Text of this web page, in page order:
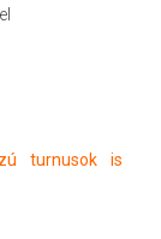
turnusok is